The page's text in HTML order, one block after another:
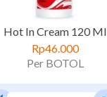
Hot In Cream 120 Ml
Rp46.000
Per BOTOL